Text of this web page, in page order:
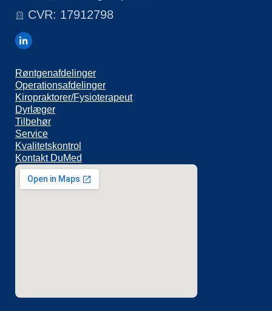
CVR: 17912798
Røntgenafdelinger
Operationsafdelinger
Kiropraktorer/Fysioterapeut
Dyrlæger
Tilbehør
Service
Kvalitetskontrol
Kontakt DuMed